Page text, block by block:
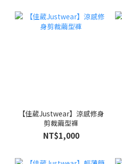
【佳葳Justwear】涼感修身
剪裁繭型褲
NT$1,000